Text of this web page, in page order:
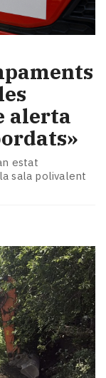
alerta
estat
sala polivalent